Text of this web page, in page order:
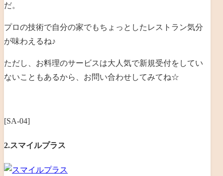
だ。
プロの技術で自分の家でもちょっとしたレストラン気分
が味わえるね♪
ただし、お料理のサービスは大人気で新規受付をしてい
ないこともあるから、お問い合わせしてみてね☆
[SA-04]
2.スマイルプラス